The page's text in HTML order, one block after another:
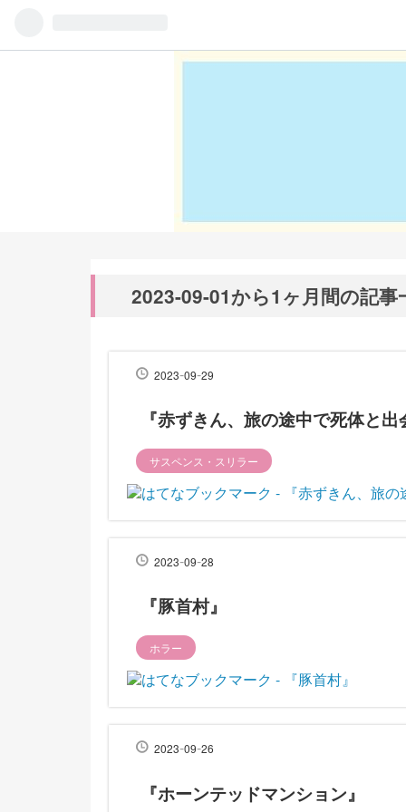
2023-09-01から1ヶ月間の記事
2023-09-29
『赤ずきん、旅の途中で死体と
サスペンス・スリラー
2023-09-28
『豚首村』
ホラー
2023-09-26
『ホーンテッドマンション』